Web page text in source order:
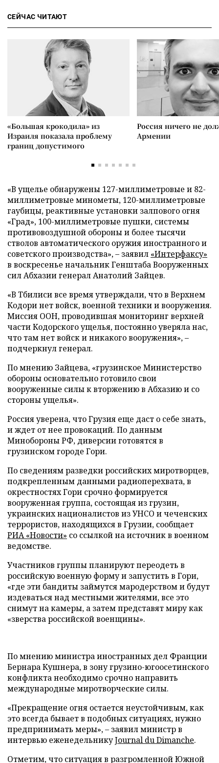
СЕЙЧАС ЧИТАЮТ
«Большая крокодила» из
Израиля показала проблему
границ допустимого
Россия ничего не
Армении
«В ущелье обнаружены 127-миллиметровые и 82-
миллиметровые минометы, 120-миллиметровые
гаубицы, реактивные установки залпового огня
«Град», 100-миллиметровые пушки, системы
противовоздушной обороны и более тысячи
стволов автоматического оружия иностранного и
советского производства», – заявил «Интерфаксу»
в воскресенье начальник Генштаба Вооруженных
сил Абхазии генерал Анатолий Зайцев.
«В Тбилиси все время утверждали, что в Верхнем
Кодори нет войск, военной техники и вооружения.
Миссия ООН, проводившая мониторинг верхней
части Кодорского ущелья, постоянно уверяла нас,
что там нет войск и никакого вооружения», –
подчеркнул генерал.
По мнению Зайцева, «грузинское Министерство
обороны основательно готовило свои
вооруженные силы к вторжению в Абхазию и со
стороны ущелья».
Россия уверена, что Грузия еще даст о себе знать,
и ждет от нее провокаций. По данным
Минобороны РФ, диверсии готовятся в
грузинском городе Гори.
По сведениям разведки российских миротворцев,
подкрепленным данными радиоперехвата, в
окрестностях Гори срочно формируется
вооруженная группа, состоящая из грузин,
украинских националистов из УНСО и чеченских
террористов, находящихся в Грузии, сообщает
РИА «Новости» со ссылкой на источник в военном
ведомстве.
Участников группы планируют переодеть в
российскую военную форму и запустить в Гори,
«где эти бандиты займутся мародерством и будут
издеваться над местными жителями, все это
снимут на камеры, а затем представят миру как
«зверства российской военщины».
По мнению министра иностранных дел Франции
Бернара Кушнера, в зону грузино-югоосетинского
конфликта необходимо срочно направить
международные миротворческие силы.
«Прекращение огня остается неустойчивым, как
это всегда бывает в подобных ситуациях, нужно
предпринимать меры», – заявил министр в
интервью еженедельникуJournal du Dimanche.
Отметим, что ситуация в разгромленной Южной